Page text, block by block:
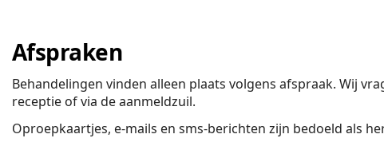
Afspraken
Behandelingen vinden alleen plaats volgens afspraak. Wij
receptie of via de aanmeldzuil.
Oproepkaartjes, e-mails en sms-berichten zijn bedoeld als